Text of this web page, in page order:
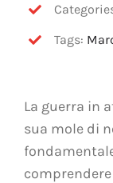
Tags:
La guerra in
sua mole di